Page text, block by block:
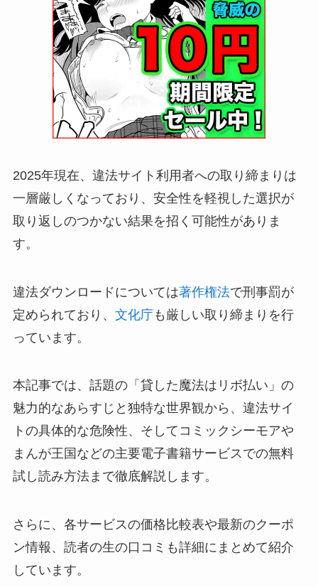
2025年現在、違法サイト利用者への取り締まりは
一層厳しくなっており、安全性を軽視した選択が
取り返しのつかない結果を招く可能性がありま
す。
違法ダウンロードについては著作権法で刑事罰が
定められており、 文化庁も厳しい取り締まりを行
っています。
本記事では、話題の「貸した魔法はリボ払い」の
魅力的なあらすじと独特な世界観から、違法サイ
トの具体的な危険性、そしてコミックシーモアや
まんが王国などの主要電子書籍サービスでの無料
試し読み方法まで徹底解説します。
さらに、各サービスの価格比較表や最新のクーポ
ン情報、読者の生の口コミも詳細にまとめて紹介
しています。